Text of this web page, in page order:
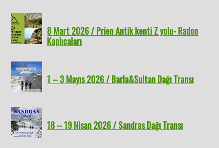
8 Mart 2026 / Prien Antik kenti Z yolu- Radon
Kaplıcaları
1 – 3 Mayıs 2026 / Barla&Sultan Dağı Transı
18 – 19 Nisan 2026 / Sandras Dağı Transı